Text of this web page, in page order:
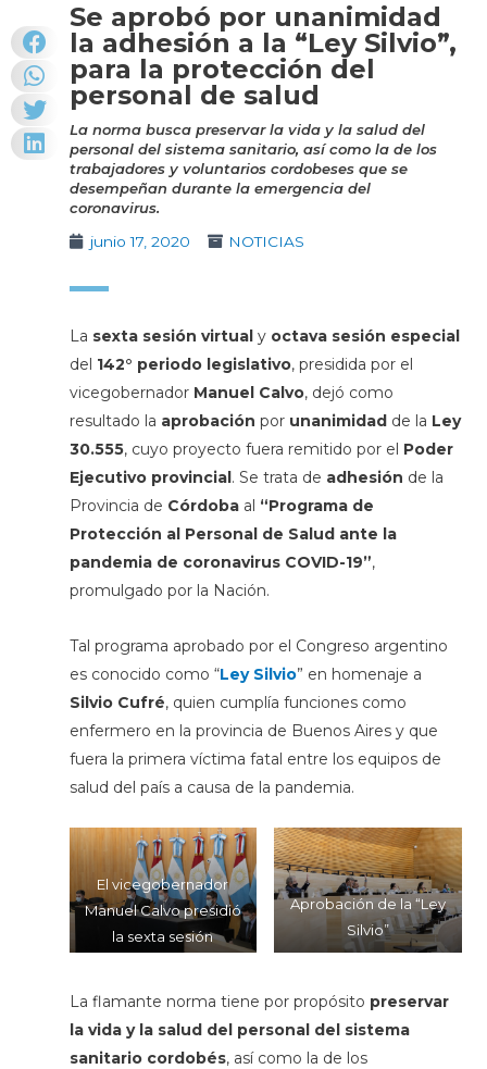
Se aprobó por unanimidad
la adhesión a la “Ley Silvio”,
para la protección del
personal de salud
La norma busca preservar la vida y la salud del
personal del sistema sanitario, así como la de los
trabajadores y voluntarios cordobeses que se
desempeñan durante la emergencia del
coronavirus.
junio 17, 2020
NOTICIAS
La sexta sesión virtualy octava sesión especial
del 142° periodo legislativo, presidida por el
vicegobernador Manuel Calvo, dejó como
resultado la aprobación por unanimidadde la Ley
30.555, cuyo proyecto fuera remitido por el Poder
Ejecutivo provincial. Se trata de adhesión de la
Provincia de Córdobaal “Programa de
Protección al Personal de Salud ante la
pandemia de coronavirus COVID-19”,
promulgado por la Nación.
Tal programa aprobado por el Congreso argentino
es conocido como “Ley Silvio” en homenaje a
Silvio Cufré, quien cumplía funciones como
enfermero en la provincia de Buenos Aires y que
fuera la primera víctima fatal entre los equipos de
salud del país a causa de la pandemia.
El vicegobernador
Manuel Calvo presidió
la sexta sesión
Aprobación de la “Ley
Silvio”
La flamante norma tiene por propósito preservar
la vida y la salud del personal del sistema
sanitario cordobés, así como la de los